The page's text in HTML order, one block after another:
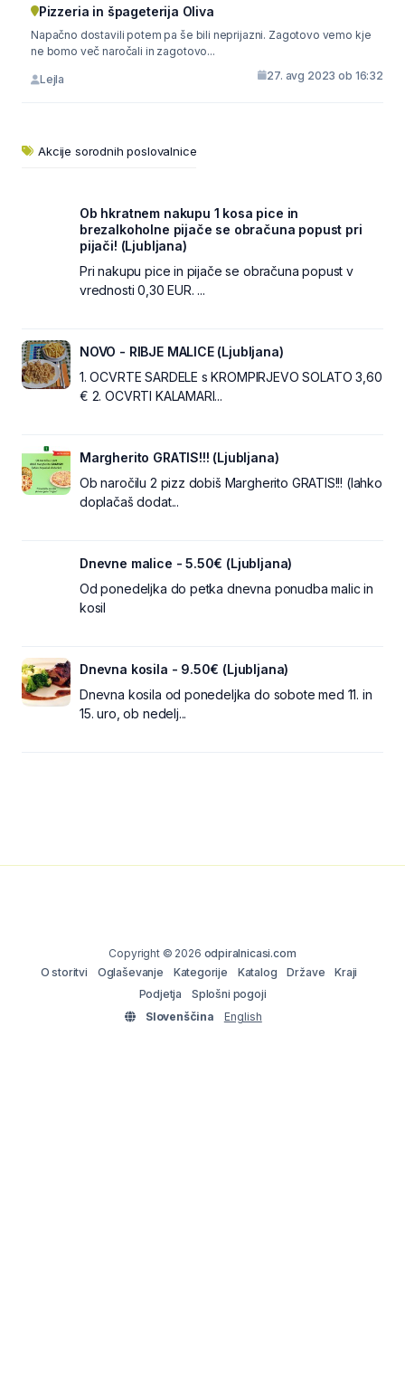
Pizzeria in špageterija Oliva
Napačno dostavili potem pa še bili neprijazni. Zagotovo vemo kje
ne bomo več naročali in zagotovo...
Lejla 27. avg 2023 ob 16:32
Akcije sorodnih poslovalnice
Ob hkratnem nakupu 1 kosa pice in
brezalkoholne pijače se obračuna popust pri
pijači! (Ljubljana)
Pri nakupu pice in pijače se obračuna popust v
vrednosti 0,30 EUR. ...
NOVO - RIBJE MALICE (Ljubljana)
1. OCVRTE SARDELE s KROMPIRJEVO SOLATO 3,60
€ 2. OCVRTI KALAMARI...
Margherito GRATIS!!! (Ljubljana)
Ob naročilu 2 pizz dobiš Margherito GRATIS!!! (lahko
doplačaš dodat...
Dnevne malice - 5.50€ (Ljubljana)
Od ponedeljka do petka dnevna ponudba malic in
kosil
Dnevna kosila - 9.50€ (Ljubljana)
Dnevna kosila od ponedeljka do sobote med 11. in
15. uro, ob nedelj...
Copyright © 2026 odpiralnicasi.com
O storitvi
Oglaševanje Kategorije Katalog Države
Kraji
Podjetja
Splošni pogoji
Slovenščina
English